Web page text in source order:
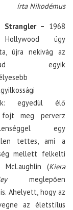
írta Nikodémus
Strangler – 1968
úgy
újra nekivág az
egyik
egyedül élő
meg perverz
egy
tettes, ami a
mellett felkelti
McLaughlin (Kiera
meglepően
Ahelyett, hogy az
az életstílus